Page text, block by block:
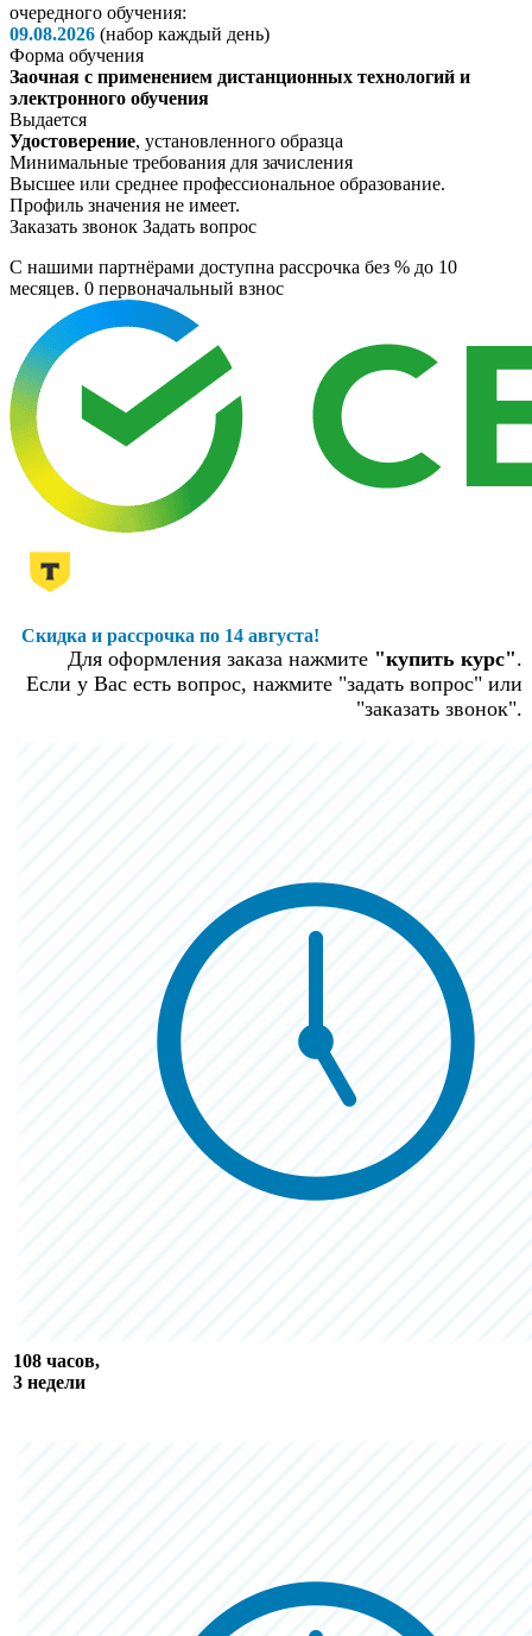
очередного обучения:
09.08.2026 (набор каждый день)
Форма обучения
Заочная с применением дистанционных технологий и
электронного обучения
Выдается
Удостоверение, установленного образца
Минимальные требования для зачисления
Высшее или среднее профессиональное образование.
Профиль значения не имеет.
Заказать звонок Задать вопрос
C нашими партнёрами доступна рассрочка без % до 10
месяцев. 0 первоначальный взнос
Скидка и рассрочка по 14 августа!
Для оформления заказа нажмите "купить курс".
Если у Вас есть вопрос, нажмите "задать вопрос" или
"заказать звонок".
108 часов,
3 недели